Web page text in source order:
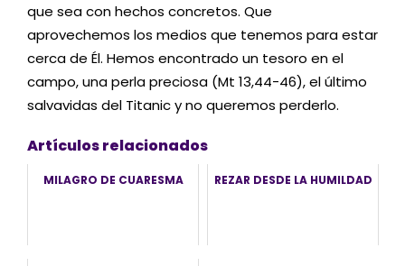
que sea con hechos concretos. Que
aprovechemos los medios que tenemos para estar
cerca de Él. Hemos encontrado un tesoro en el
campo, una perla preciosa (Mt 13,44-46), el último
salvavidas del Titanic y no queremos perderlo.
Artículos relacionados
MILAGRO DE CUARESMA REZAR DESDE LA HUMILDAD